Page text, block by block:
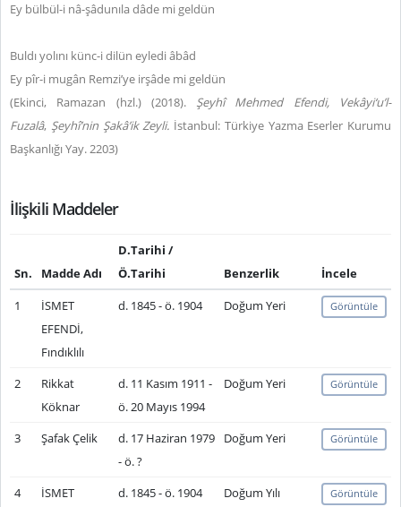
Ey bülbül-i nâ-şâdunıla dâde mi geldün
Buldı yolını künc-i dilün eyledi âbâd
Ey pîr-i mugân Remzi’ye irşâde mi geldün
(Ekinci, Ramazan (hzl.) (2018). Şeyhî Mehmed Efendi, Vekâyi‘u’l-
Fuzalâ, Şeyhî’nin Şakâ’ik Zeyli. İstanbul: Türkiye Yazma Eserler Kurumu
Başkanlığı Yay.2203)
İlişkili Maddeler
Sn. Madde Adı
D.Tarihi /
Ö.Tarihi
Benzerlik
İncele
1
İSMET
EFENDİ,
Fındıklılı
d. 1845 - ö. 1904 Doğum Yeri Görüntüle
2
Rikkat
Köknar
d. 11 Kasım 1911 -
ö. 20 Mayıs 1994
Doğum Yeri Görüntüle
3 Şafak Çelik
d. 17 Haziran 1979
- ö. ?
Doğum Yeri Görüntüle
4
İSMET
d. 1845 - ö. 1904 Doğum Yılı Görüntüle